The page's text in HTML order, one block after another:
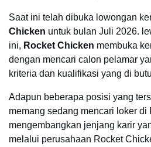
Saat ini telah dibuka lowongan
Chicken untuk bulan Juli 2026.
ini, Rocket Chicken membuka
dengan mencari calon pelamar
kriteria dan kualifikasi yang di
Adapun beberapa posisi yang
memang sedang mencari loker di
mengembangkan jenjang karir
melalui perusahaan Rocket